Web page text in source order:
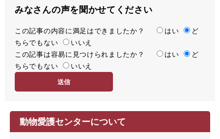
みなさんの声を聞かせてください
満
足
度
この記事の内容に満足はできましたか？ はい
ど
ちらでもない
いいえ
容
易
この記事は容易に見つけられましたか？ はい
ど
ちらでもない
いいえ
動物愛護センターについて